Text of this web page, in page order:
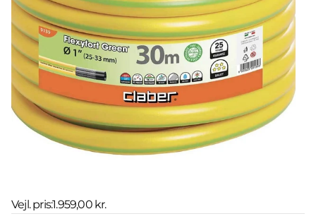
Vejl. pris:1.959,00 kr.